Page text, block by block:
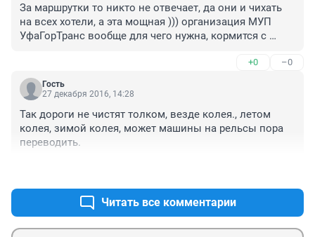
За маршрутки то никто не отвечает, да они и чихать
на всех хотели, а эта мощная ))) организация МУП
УфаГорТранс вообще для чего нужна, кормится с
+0 –0
Гость
27 декабря 2016, 14:28
Так дороги не чистят толком, везде колея., летом
колея, зимой колея, может машины на рельсы пора
переводить.
Читать все комментарии